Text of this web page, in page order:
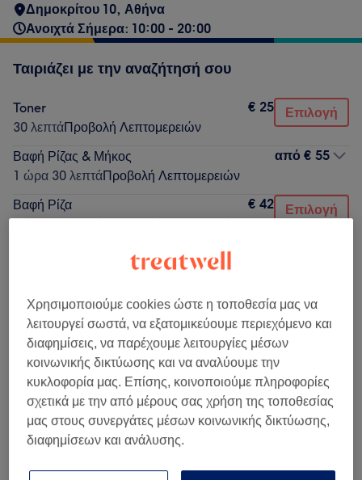
Δημοκρίτου 10, Αθήνα
Ανοιχτά Σήμερα: 10:00 - 20:00
Ταιριάζει με την αναζήτησή σου
Toner
30 λεπτάΠροβολή Λεπτομερειών
€ 25 Επιλογή
Βαφή Ρίζας & Μήκος
1 ώρα 30 λεπτάΠροβολή Λεπτομερειών
από € 55
Βαφή Ρίζα
1 ώρα 20 λεπτά
Προβολή Λεπτομερειών
€ 42 Επιλογή
Αποχρωματισμός / Ντεκαπάζ από
Προβολή Λεπτομερειών
Δεν ήταν αυτό που έψαχνες;
Αναζήτηση υπηρεσιών
Κούρεμα Γυναικείο & Χτένισμα από € 25
Βαφή Μαλλιών 4) από € 25
Ανταύγειες & Balayage (3) από € 80
Χρησιμοποιούμε cookies ώστε η τοποθεσία μας να
λειτουργεί σωστά, να εξατομικεύουμε περιεχόμενο και
διαφημίσεις, να παρέχουμε λειτουργίες μέσων
κοινωνικής δικτύωσης και να αναλύουμε την
κυκλοφορία μας. Επίσης, κοινοποιούμε πληροφορίες
σχετικά με την από μέρους σας χρήση της τοποθεσίας
μας στους συνεργάτες μέσων κοινωνικής δικτύωσης,
διαφημίσεων και ανάλυσης.